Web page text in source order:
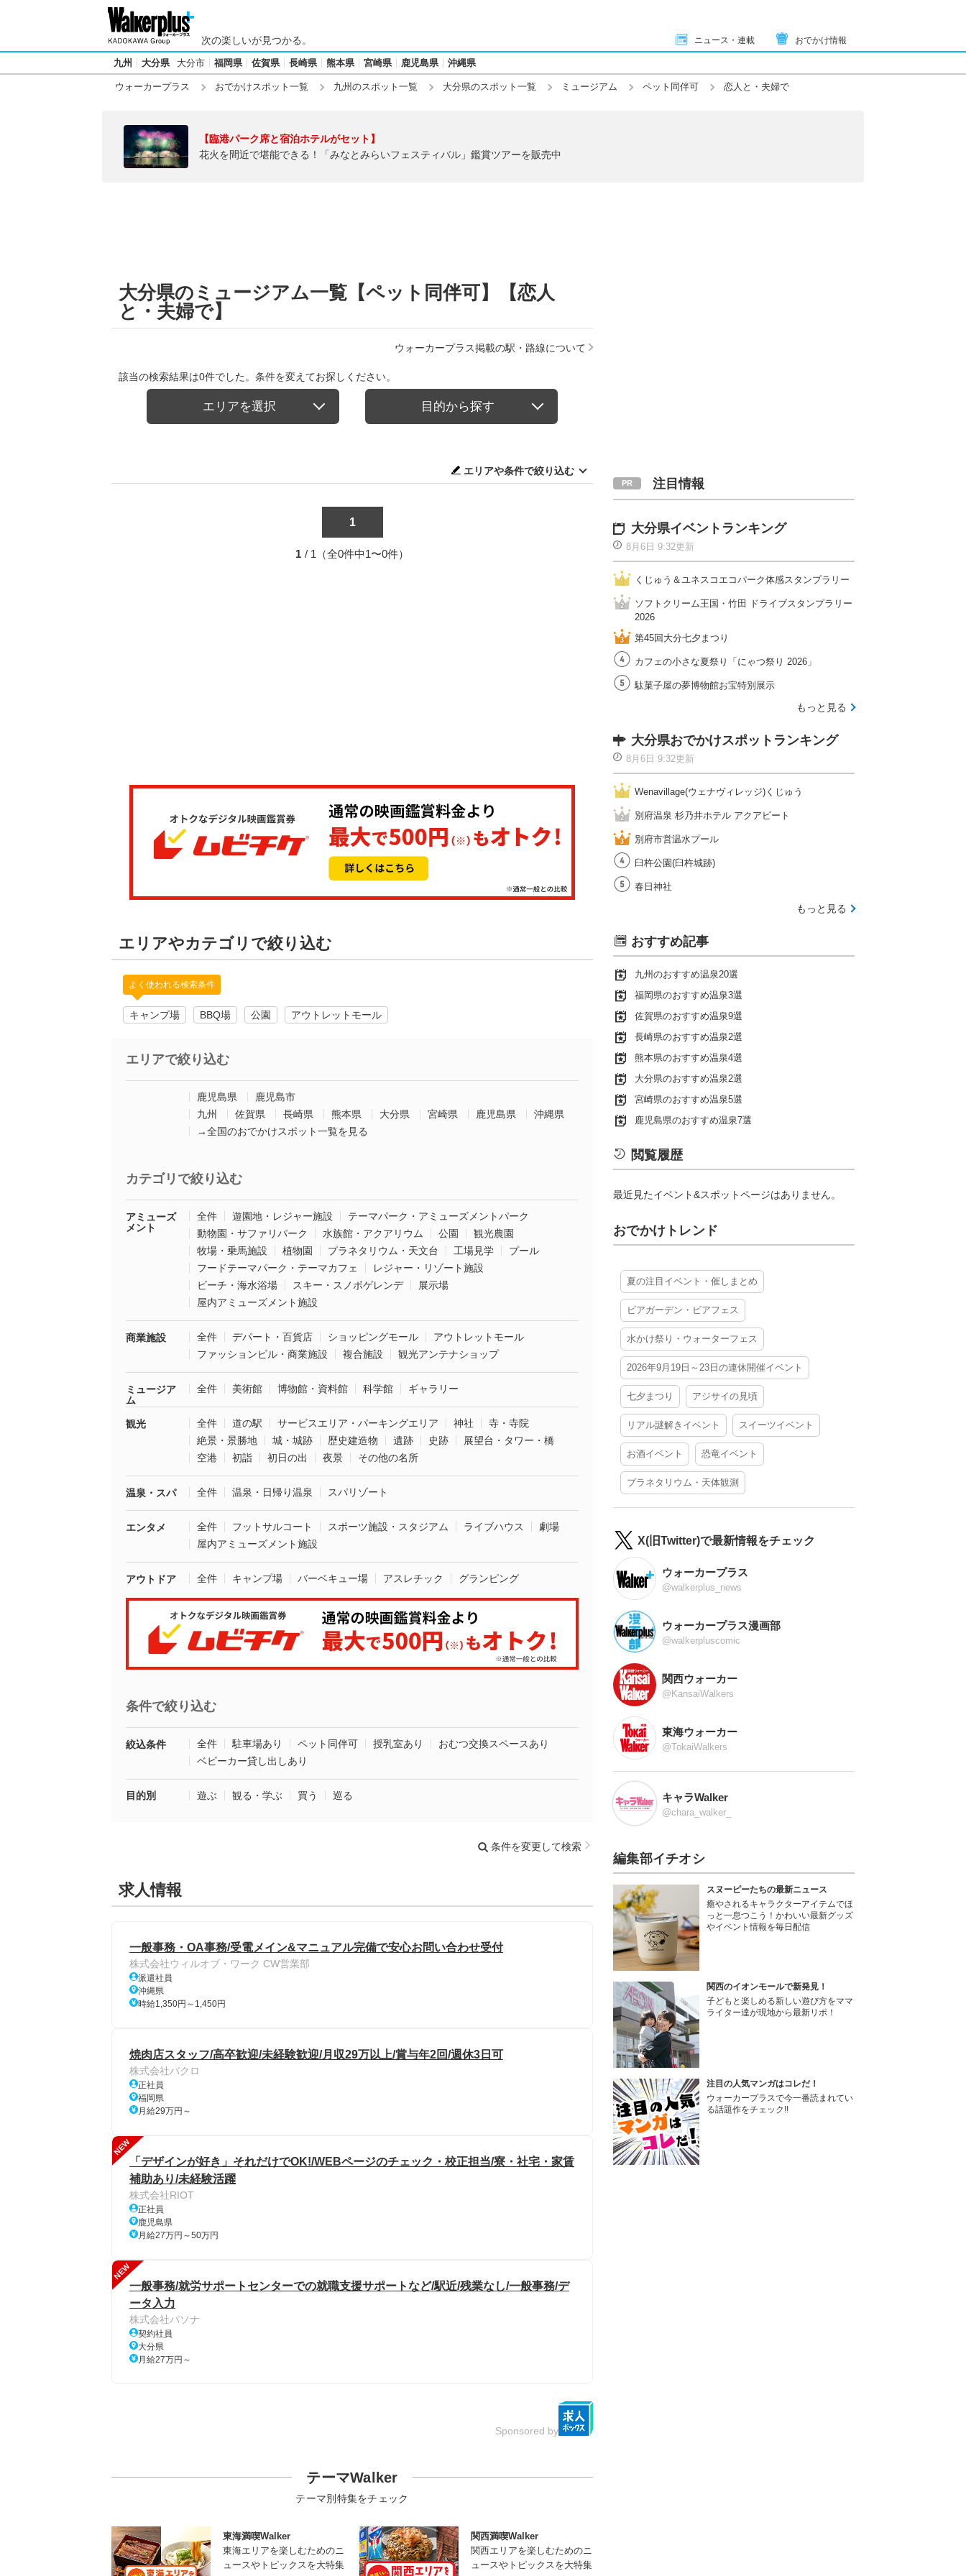
次の楽しいが見つかる。 ニュース・連載 おでかけ情報
九州 大分県 大分市 福岡県 佐賀県 長崎県 熊本県 宮崎県 鹿児島県 沖縄県
ウォーカープラス おでかけスポット一覧 九州のスポット一覧 大分県のスポット一覧 ミュージアム ペット同伴可 恋人と・夫婦で
【臨港パーク席と宿泊ホテルがセット】
花火を間近で堪能できる！「みなとみらいフェスティバル」鑑賞ツアーを販売中
大分県のミュージアム一覧【ペット同伴可】【恋人
と・夫婦で】
ウォーカープラス掲載の駅・路線について
該当の検索結果は0件でした。条件を変えてお探しください。
エリアを選択 目的から探す
エリアや条件で絞り込む
1
1 / 1（全0件中1〜0件）
エリアやカテゴリで絞り込む
よく使われる検索条件
キャンプ場 BBQ場 公園 アウトレットモール
エリアで絞り込む
鹿児島県
鹿児島市
九州
佐賀県 長崎県 熊本県 大分県 宮崎県 鹿児島県
沖縄県
→全国のおでかけスポット一覧を見る
カテゴリで絞り込む
アミューズ
メント
全件 遊園地・レジャー施設
テーマパーク・アミューズメントパーク
動物園・サファリパーク
水族館・アクアリウム 公園
観光農園
牧場・乗馬施設
植物園 プラネタリウム・天文台 工場見学
プール
フードテーマパーク・テーマカフェ
レジャー・リゾート施設
ビーチ・海水浴場
スキー・スノボゲレンデ
展示場
屋内アミューズメント施設
商業施設 全件 デパート・百貨店 ショッピングモール
アウトレットモール
ファッションビル・商業施設
複合施設 観光アンテナショップ
ミュージア
ム
全件 美術館 博物館・資料館 科学館 ギャラリー
観光 全件 道の駅 サービスエリア・パーキングエリア 神社
寺・寺院
絶景・景勝地
城・城跡 歴史建造物 遺跡 史跡
展望台・タワー・橋
空港
初詣 初日の出 夜景 その他の名所
温泉・スパ 全件 温泉・日帰り温泉 スパリゾート
エンタメ 全件 フットサルコート スポーツ施設・スタジアム ライブハウス
劇場
屋内アミューズメント施設
アウトドア 全件 キャンプ場 バーベキュー場 アスレチック グランピング
条件で絞り込む
絞込条件 全件 駐車場あり ペット同伴可 授乳室あり
おむつ交換スペースあり
ベビーカー貸し出しあり
目的別 遊ぶ 観る・学ぶ 買う 巡る
条件を変更して検索
求人情報
一般事務・OA事務/受電メイン&マニュアル完備で安心お問い合わせ受付
株式会社ウィルオブ・ワーク CW営業部
派遣社員
沖縄県
時給1,350円～1,450円
焼肉店スタッフ/高卒歓迎/未経験歓迎/月収29万以上/賞与年2回/週休3日可
株式会社バクロ
正社員
福岡県
月給29万円～
NEW
「デザインが好き」それだけでOK!/WEBページのチェック・校正担当/寮・社宅・家賃
補助あり/未経験活躍
株式会社RIOT
正社員
鹿児島県
月給27万円～50万円
NEW
一般事務/就労サポートセンターでの就職支援サポートなど/駅近/残業なし/一般事務/デ
ータ入力
株式会社パソナ
契約社員
大分県
月給27万円～
Sponsored by
テーマWalker
テーマ別特集をチェック
東海満喫Walker
東海エリアを楽しむためのニ
ュースやトピックスを大特集
関西満喫Walker
関西エリアを楽しむためのニ
ュースやトピックスを大特集
注目情報
大分県イベントランキング
8月6日 9:32更新
くじゅう＆ユネスコエコパーク体感スタンプラリー
ソフトクリーム王国・竹田 ドライブスタンプラリー
2026
第45回大分七夕まつり
カフェの小さな夏祭り「にゃつ祭り 2026」
駄菓子屋の夢博物館お宝特別展示
もっと見る
大分県おでかけスポットランキング
8月6日 9:32更新
Wenavillage(ウェナヴィレッジ)くじゅう
別府温泉 杉乃井ホテル アクアビート
別府市営温水プール
臼杵公園(臼杵城跡)
春日神社
もっと見る
おすすめ記事
九州のおすすめ温泉20選
福岡県のおすすめ温泉3選
佐賀県のおすすめ温泉9選
長崎県のおすすめ温泉2選
熊本県のおすすめ温泉4選
大分県のおすすめ温泉2選
宮崎県のおすすめ温泉5選
鹿児島県のおすすめ温泉7選
閲覧履歴
最近見たイベント&スポットページはありません。
おでかけトレンド
夏の注目イベント・催しまとめ
ビアガーデン・ビアフェス
水かけ祭り・ウォーターフェス
2026年9月19日～23日の連休開催イベント
七夕まつり アジサイの見頃
リアル謎解きイベント スイーツイベント
お酒イベント 恐竜イベント
プラネタリウム・天体観測
X(旧Twitter)で最新情報をチェック
ウォーカープラス
@walkerplus_news
ウォーカープラス漫画部
@walkerpluscomic
関西ウォーカー
@KansaiWalkers
東海ウォーカー
@TokaiWalkers
キャラWalker
@chara_walker_
編集部イチオシ
スヌーピーたちの最新ニュース
癒やされるキャラクターアイテムでほ
っと一息つこう！かわいい最新グッズ
やイベント情報を毎日配信
関西のイオンモールで新発見！
子どもと楽しめる新しい遊び方をママ
ライター達が現地から最新リポ！
注目の人気マンガはコレだ！
ウォーカープラスで今一番読まれてい
る話題作をチェック!!